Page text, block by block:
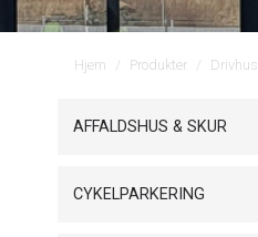
Hjem Produkter Drivhus
AFFALDSHUS & SKUR
CYKELPARKERING